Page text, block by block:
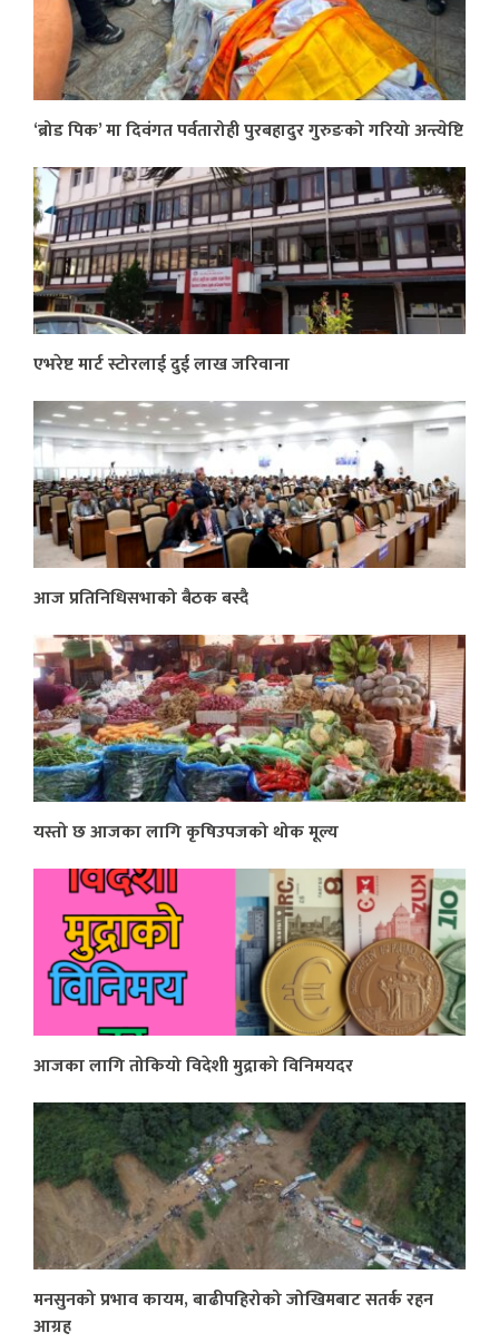
‘ब्रोड पिक’ मा दिवंगत पर्वतारोही पुरबहादुर गुरुङको गरियो अन्त्येष्टि
एभरेष्ट मार्ट स्टोरलाई दुई लाख जरिवाना
आज प्रतिनिधिसभाको बैठक बस्दै
यस्तो छ आजका लागि कृषिउपजको थोक मूल्य
आजका लागि तोकियो विदेशी मुद्राको विनिमयदर
मनसुनको प्रभाव कायम, बाढीपहिरोको जोखिमबाट सतर्क रहन
आग्रह